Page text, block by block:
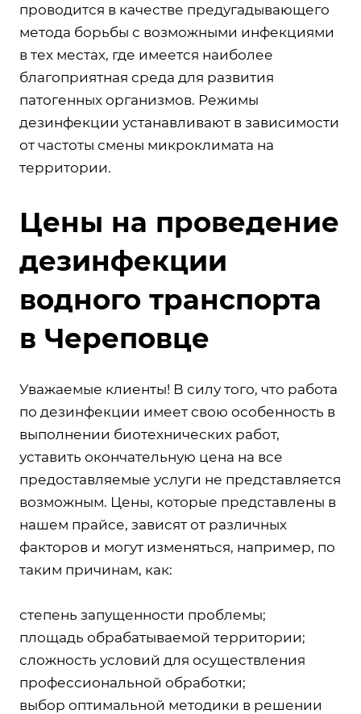
проводится в качестве предугадывающего
метода борьбы с возможными инфекциями
в тех местах, где имеется наиболее
благоприятная среда для развития
патогенных организмов. Режимы
дезинфекции устанавливают в зависимости
от частоты смены микроклимата на
территории.
Цены на проведение
дезинфекции
водного транспорта
в Череповце
Уважаемые клиенты! В силу того, что работа
по дезинфекции имеет свою особенность в
выполнении биотехнических работ,
уставить окончательную цена на все
предоставляемые услуги не представляется
возможным. Цены, которые представлены в
нашем прайсе, зависят от различных
факторов и могут изменяться, например, по
таким причинам, как:
степень запущенности проблемы;
площадь обрабатываемой территории;
сложность условий для осуществления
профессиональной обработки;
выбор оптимальной методики в решении